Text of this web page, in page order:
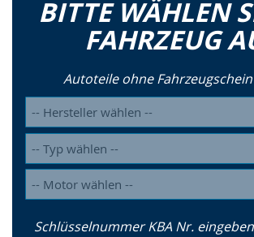
BITTE WÄHLEN
FAHRZEUG
Autoteile ohne
Schlüsselnummer KBA Nr.